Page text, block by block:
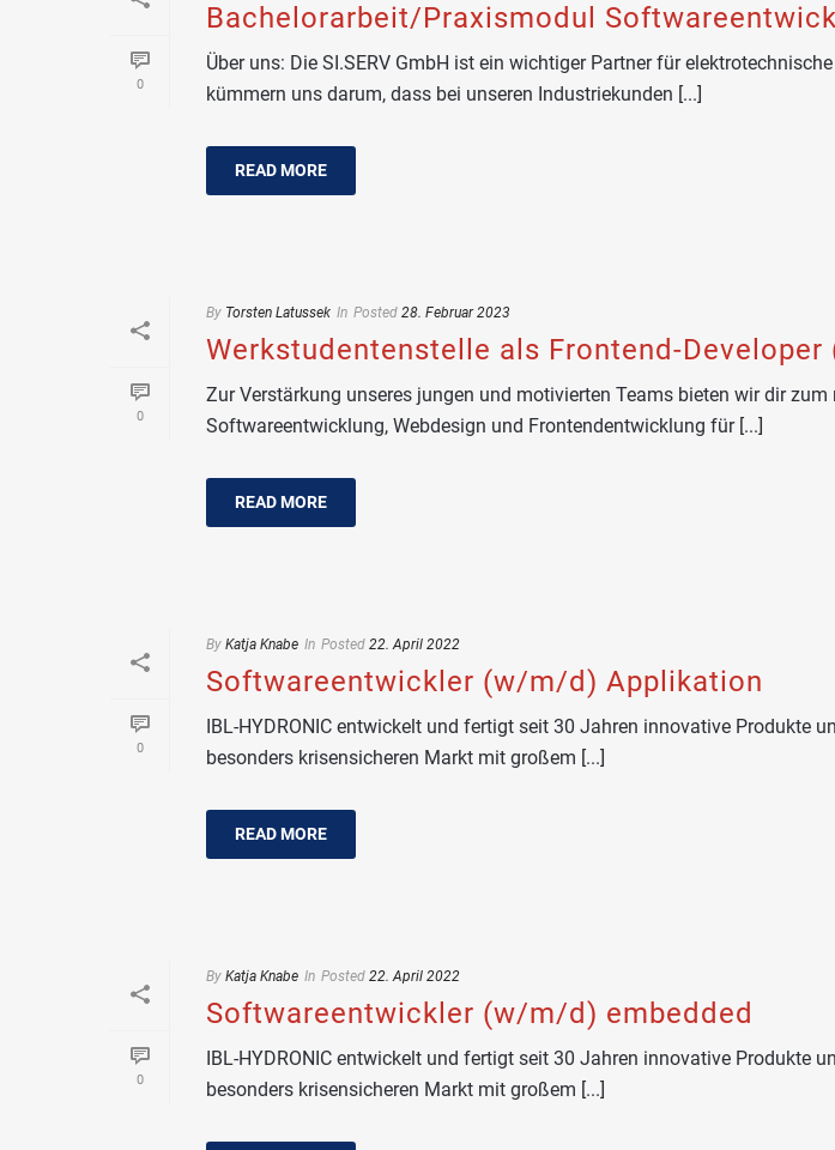
0
Bachelorarbeit/Praxismodul
Über uns: Die SI.SERV GmbH ist ein wichtiger Partner für
kümmern uns darum, dass bei unseren Industriekunden [...]
READ MORE
0
By Torsten Latussek In Posted 28. Februar 2023
Werkstudentenstelle als Frontend-
Zur Verstärkung unseres jungen und motivierten Teams bieten wir dir
Softwareentwicklung, Webdesign und Frontendentwicklung für [...]
READ MORE
0
By Katja Knabe In Posted 22. April 2022
Softwareentwickler (w/m/d) Applikation
IBL-HYDRONIC entwickelt und fertigt seit 30 Jahren innovative Produkte
besonders krisensicheren Markt mit großem [...]
READ MORE
0
By Katja Knabe In Posted 22. April 2022
Softwareentwickler (w/m/d) embedded
IBL-HYDRONIC entwickelt und fertigt seit 30 Jahren innovative Produkte
besonders krisensicheren Markt mit großem [...]